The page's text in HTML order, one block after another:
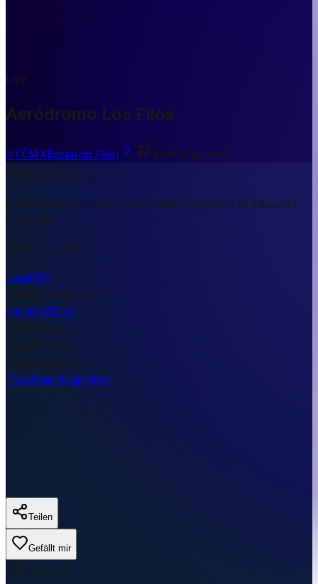
Live
Aeródromo Los Filos
🇲🇽MXEduardo Neri
Kleinflughafen
Kurzantwort
Aeródromo Los Filos ist ein Kleinflughafen in Eduardo
Neri, MX.
1450 m ü. NN.
LandMX
StadtEduardo Neri
Höhe1450 m
Lat17.8962
Lng-99.6730
TimezoneUTC
TypeKleinflughafen
Teilen
Gefällt mir
0Aufrufe